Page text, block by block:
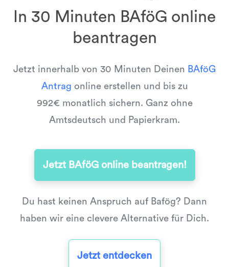
In 30 Minuten BAföG online
beantragen
Jetzt innerhalb von 30 Minuten Deinen BAföG
Antrag online erstellen und bis zu
992€ monatlich sichern. Ganz ohne
Amtsdeutsch und Papierkram.
Jetzt BAföG online beantragen!
Du hast keinen Anspruch auf Bafög? Dann
haben wir eine clevere Alternative für Dich.
Jetzt entdecken